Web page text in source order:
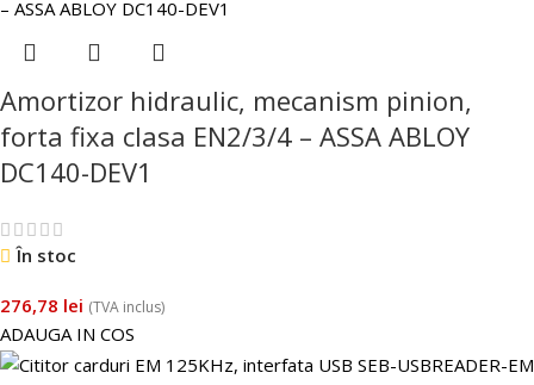
Amortizor hidraulic, mecanism pinion,
forta fixa clasa EN2/3/4 – ASSA ABLOY
DC140-DEV1
În stoc
276,78 lei (TVA inclus)
ADAUGA IN COS